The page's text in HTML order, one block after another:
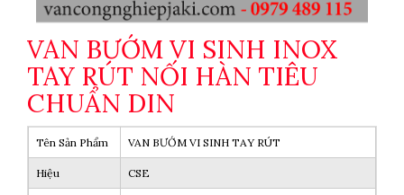
VAN BƯỚM VI SINH INOX
TAY RÚT NỐI HÀN TIÊU
CHUẨN DIN
Tên Sản Phẩm VAN BƯỚM VI SINH TAY RÚT
Hiệu CSE